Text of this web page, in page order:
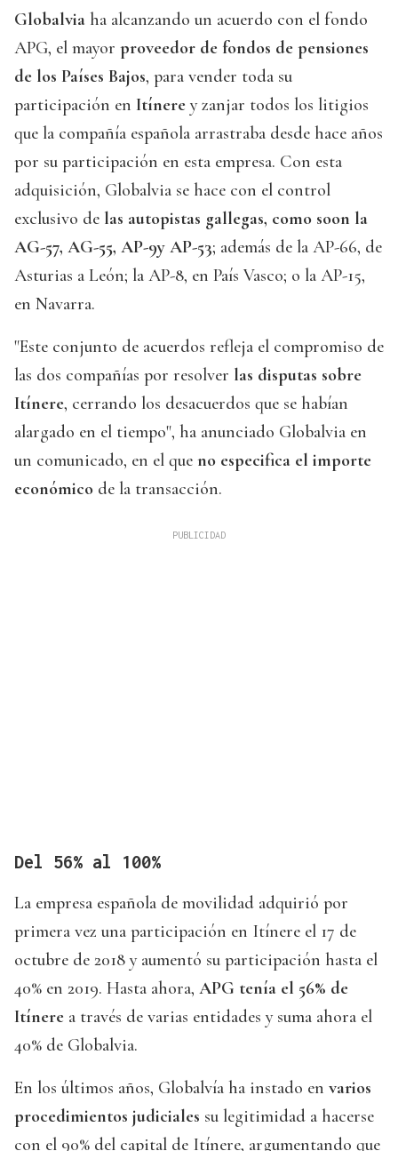
Globalvia ha alcanzando un acuerdo con el fondo
APG, el mayor proveedor de fondos de pensiones
de los Países Bajos, para vender toda su
participación en Itínere y zanjar todos los litigios
que la compañía española arrastraba desde hace años
por su participación en esta empresa. Con esta
adquisición, Globalvia se hace con el control
exclusivo de las autopistas gallegas, como soon la
AG-57, AG-55, AP-9y AP-53; además de la AP-66, de
Asturias a León; la AP-8, en País Vasco; o la AP-15,
en Navarra.
"Este conjunto de acuerdos refleja el compromiso de
las dos compañías por resolver las disputas sobre
Itínere, cerrando los desacuerdos que se habían
alargado en el tiempo", ha anunciado Globalvia en
un comunicado, en el que no especifica el importe
económico de la transacción.
Del 56% al 100%
La empresa española de movilidad adquirió por
primera vez una participación en Itínere el 17 de
octubre de 2018 y aumentó su participación hasta el
40% en 2019. Hasta ahora, APG tenía el 56% de
Itínere a través de varias entidades y suma ahora el
40% de Globalvia.
En los últimos años, Globalvía ha instado en varios
procedimientos judiciales su legitimidad a hacerse
con el 90% del capital de Itínere, argumentando que